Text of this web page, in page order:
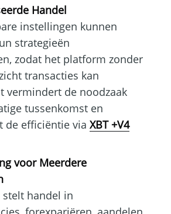
Handel
instellingen kunnen
strategieën
zodat het platform zonder
transacties kan
vermindert de noodzaak
tussenkomst en
de efficiëntie via XBT +V4
voor Meerdere
handel in